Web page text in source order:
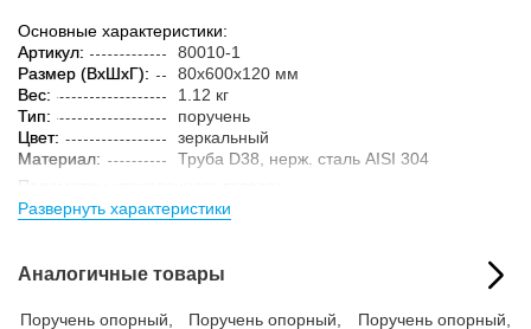
Основные характеристики:
Артикул:
80010-1
Размер (ВxШxГ):
80x600x120 мм
Вес:
1.12 кг
Тип:
поручень
Цвет:
зеркальный
Материал:
Труба D38, нерж. cталь AISI 304
Параметры упакованного товара:
Размер (ВxШxГ):
85x605x125 мм
упаковке:
Развернуть характеристики
Аналогичные товары
Поручень опорный,
Поручень опорный,
Поручень опорный,